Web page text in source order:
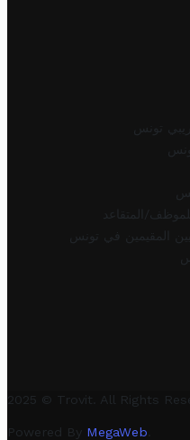
تونس
المتقاعد
المقيمين في تونس
2025 © Trovit. All Rights
Powered By MegaWeb